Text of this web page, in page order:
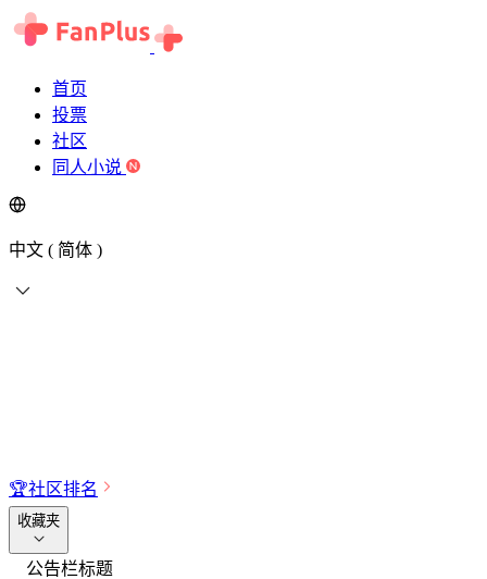
首页
投票
社区
同人小说
中文 ( 简体 )
🏆社区排名
收藏夹
公告栏标题